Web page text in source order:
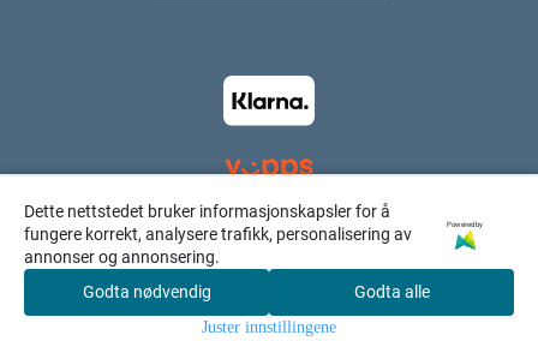
Søk
Dette nettstedet bruker informasjonskapsler for å
fungere korrekt, analysere trafikk, personalisering av
annonser og annonsering.
Powered by
Godta nødvendig Godta alle
Juster innstillingene